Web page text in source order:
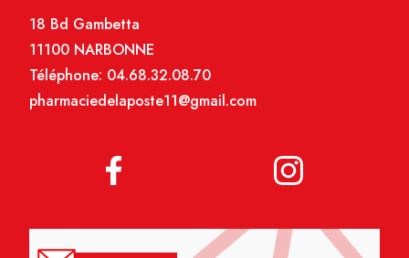
18 Bd Gambetta
11100 NARBONNE
Téléphone: 04.68.32.08.70
pharmaciedelaposte11@gmail.com